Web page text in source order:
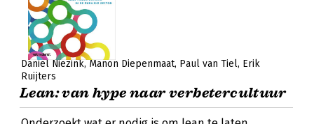
Daniel Niezink Manon Diepenmaat Paul van Tiel Erik
Ruijters
Lean: van hype naar verbetercultuur